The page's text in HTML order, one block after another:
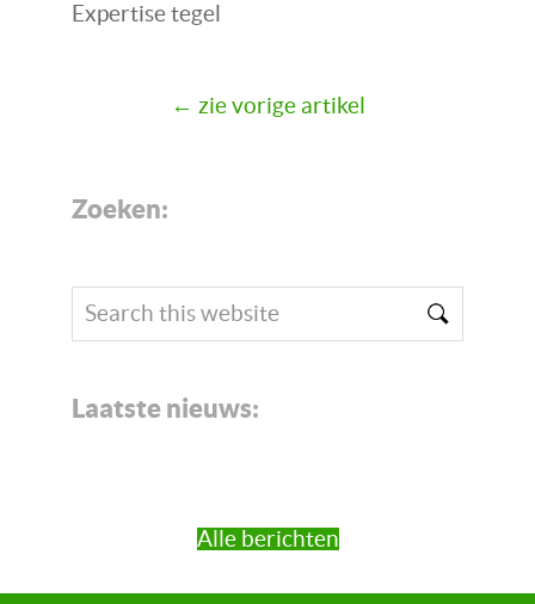
Expertise tegel
← zie vorige artikel
Zoeken:
Search
this
Laatste nieuws:
Alle berichten